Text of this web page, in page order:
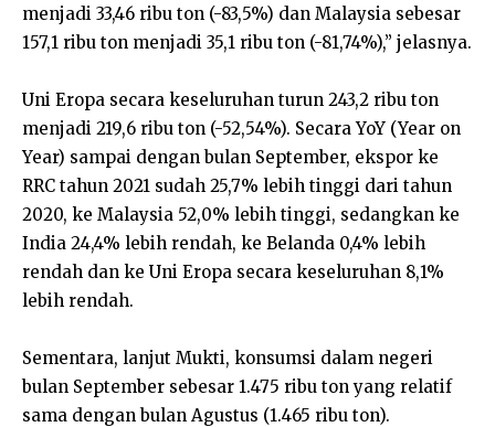
menjadi 33,46 ribu ton (-83,5%) dan Malaysia sebesar
157,1 ribu ton menjadi 35,1 ribu ton (-81,74%),” jelasnya.
Uni Eropa secara keseluruhan turun 243,2 ribu ton
menjadi 219,6 ribu ton (-52,54%). Secara YoY (Year on
Year) sampai dengan bulan September, ekspor ke
RRC tahun 2021 sudah 25,7% lebih tinggi dari tahun
2020, ke Malaysia 52,0% lebih tinggi, sedangkan ke
India 24,4% lebih rendah, ke Belanda 0,4% lebih
rendah dan ke Uni Eropa secara keseluruhan 8,1%
lebih rendah.
Sementara, lanjut Mukti, konsumsi dalam negeri
bulan September sebesar 1.475 ribu ton yang relatif
sama dengan bulan Agustus (1.465 ribu ton).